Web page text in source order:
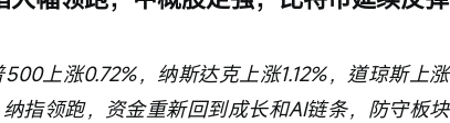
上涨0.72%，纳斯达克上涨1.12%，道琼斯上涨
指领跑，资金重新回到成长和AI链条，防守板块